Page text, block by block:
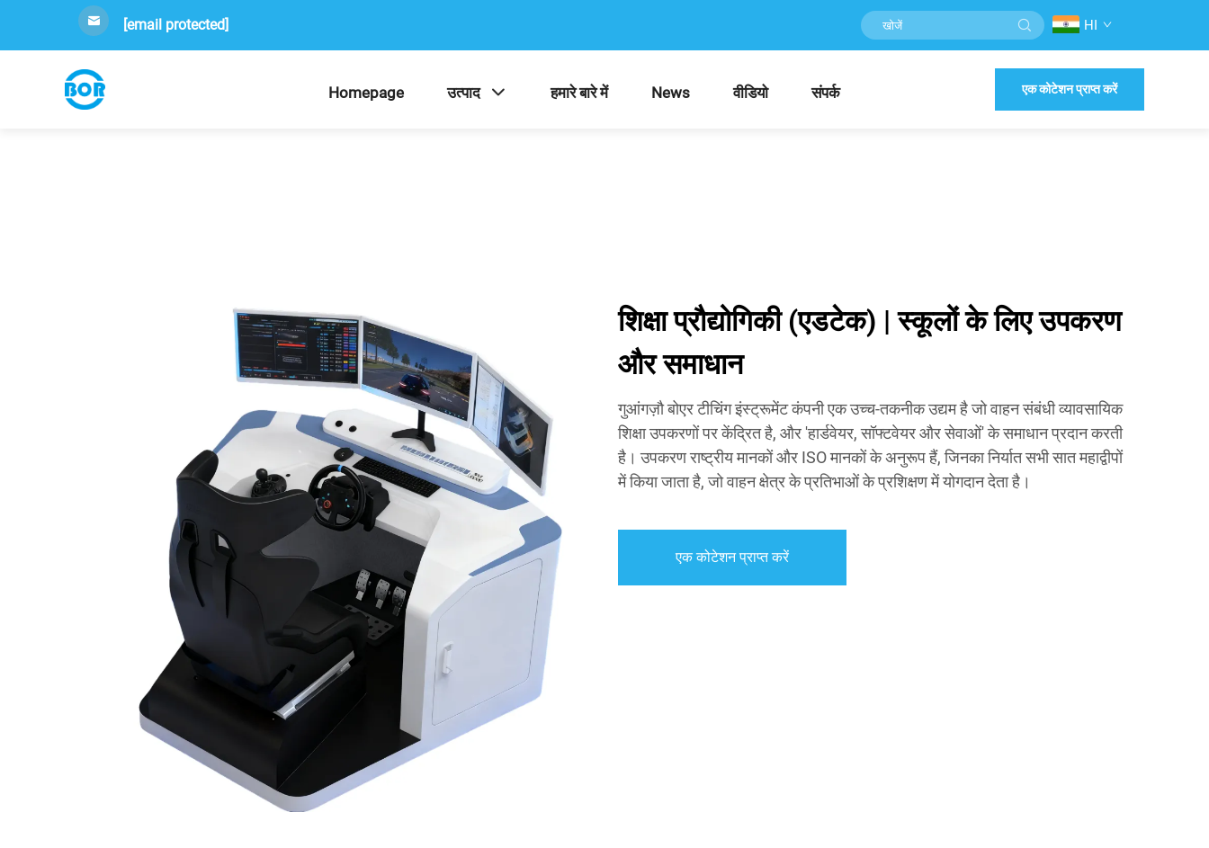
[email protected] HI
Homepage उत्पाद हमारे बारे में News वीडियो संपर्क एक कोटेशन प्राप्त करें
शिक्षा प्रौद्योगिकी (एडटेक) | स्कूलों के लिए उपकरण
और समाधान
गुआंगज़ौ बोएर टीचिंग इंस्ट्रूमेंट कंपनी एक उच्च-तकनीक उद्यम है जो वाहन संबंधी व्यावसायिक
शिक्षा उपकरणों पर केंद्रित है, और 'हार्डवेयर, सॉफ्टवेयर और सेवाओं' के समाधान प्रदान करती
है। उपकरण राष्ट्रीय मानकों और ISO मानकों के अनुरूप हैं, जिनका निर्यात सभी सात महाद्वीपों
में किया जाता है, जो वाहन क्षेत्र के प्रतिभाओं के प्रशिक्षण में योगदान देता है।
एक कोटेशन प्राप्त करें